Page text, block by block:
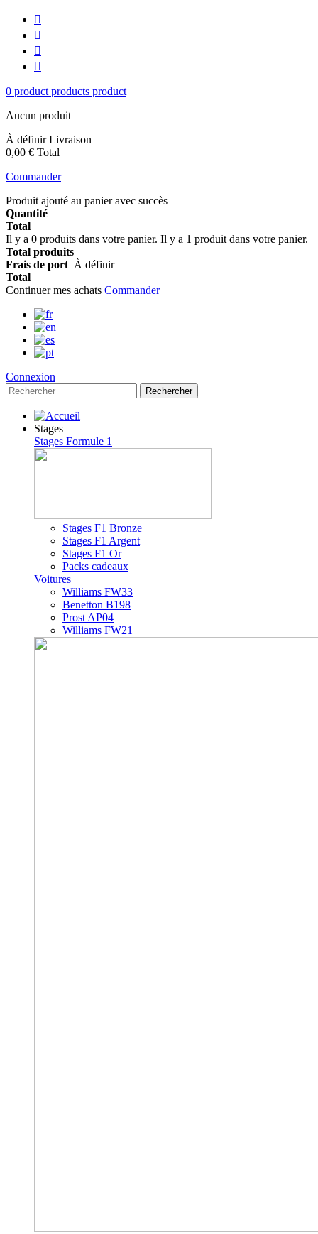




0 product products product
Aucun produit
À définirLivraison
0,00 € Total
Commander
Produit ajouté au panier avec succès
Quantité
Total
Il y a 0 produits dans votre panier. Il y a 1 produit dans votre panier.
Total produits
Frais de port À définir
Total
Continuer mes achats Commander
Connexion
Rechercher
Stages
Stages Formule 1
Stages F1 Bronze
Stages F1 Argent
Stages F1 Or
Packs cadeaux
Voitures
Williams FW33
Benetton B198
Prost AP04
Williams FW21